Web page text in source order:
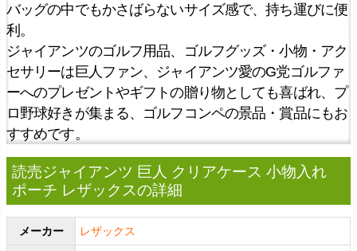
バッグの中でもかさばらないサイズ感で、持ち運びに便
利。
ジャイアンツのゴルフ用品、ゴルフグッズ・小物・アク
セサリーは巨人ファン、ジャイアンツ愛のG党ゴルファ
ーへのプレゼントやギフトの贈り物としても喜ばれ、プ
ロ野球好きが集まる、ゴルフコンペの景品・賞品にもお
すすめです。
読売ジャイアンツ 巨人 クリアケース 小物入れ
ポーチ レザックスの詳細
メーカー レザックス